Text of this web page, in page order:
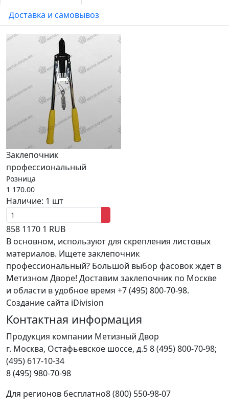
Доставка и самовывоз
Заклепочник
профессиональный
Розница
1 170.00
Наличие: 1 шт
858 1170 1 RUB
В основном, используют для скрепления листовых
материалов. Ищете заклепочник
профессиональный? Большой выбор фасовок ждет в
Метизном Дворе! Доставим заклепочник по Москве
и области в удобное время +7 (495) 800-70-98.
Создание сайта iDivision
Контактная информация
Продукция компании Метизный Двор
г. Москва, Остафьевское шоссе, д.58 (495) 800-70-98;
(495) 617-10-34
8 (495) 980-70-98
Для регионов бесплатно8 (800) 550-98-07